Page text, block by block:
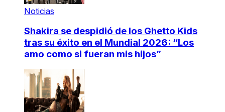
Noticias
Shakira se despidió de los Ghetto Kids
tras su éxito en el Mundial 2026: “Los
amo como si fueran mis hijos”